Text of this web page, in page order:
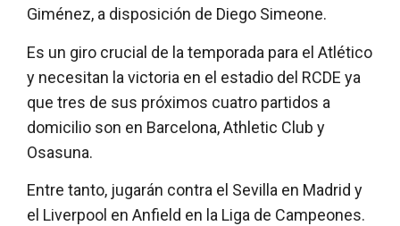
Giménez, a disposición de Diego Simeone.
Es un giro crucial de la temporada para el Atlético
y necesitan la victoria en el estadio del RCDE ya
que tres de sus próximos cuatro partidos a
domicilio son en Barcelona, Athletic Club y
Osasuna.
Entre tanto, jugarán contra el Sevilla en Madrid y
el Liverpool en Anfield en la Liga de Campeones.